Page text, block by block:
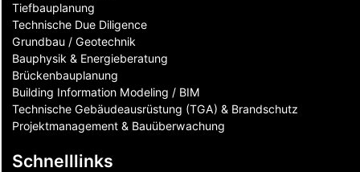
Tiefbauplanung
Technische Due Diligence
Grundbau / Geotechnik
Bauphysik & Energieberatung
Brückenbauplanung
Building Information Modeling / BIM
Technische Gebäudeausrüstung (TGA) & Brandschutz
Projektmanagement & Bauüberwachung
Schnelllinks